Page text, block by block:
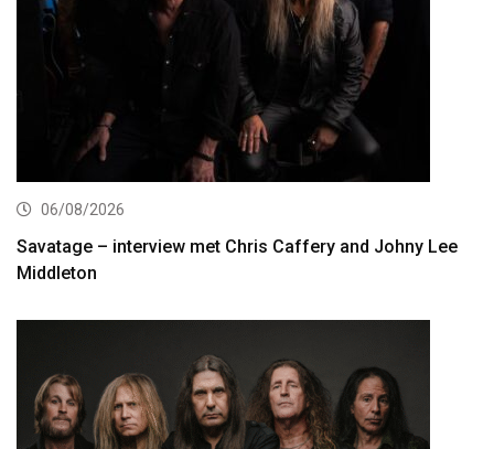
06/08/2026
Savatage – interview met Chris Caffery and Johny Lee
Middleton